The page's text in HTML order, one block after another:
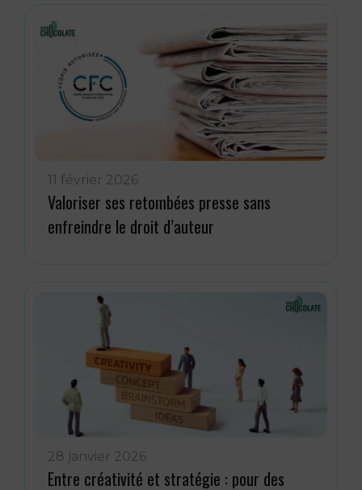
11 février 2026
Valoriser ses retombées presse sans
enfreindre le droit d’auteur
28 janvier 2026
Entre créativité et stratégie : pour des